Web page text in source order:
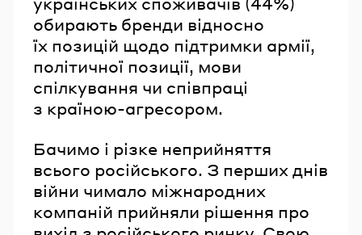
обирають бренди відносно
їх позицій щодо підтримки армії,
політичної позиції, мови
спілкування чи співпраці
з країною-агресором.
Бачимо і різке неприйняття
всього російського. З перших днів
війни чимало міжнародних
компаній прийняли рішення про